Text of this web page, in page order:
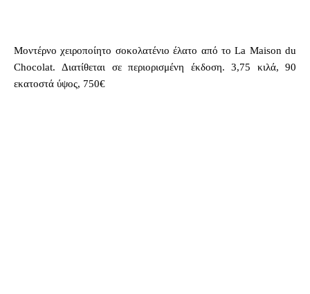
Μοντέρνο χειροποίητο σοκολατένιο έλατο από το La Maison du
Chocolat. Διατίθεται σε περιορισμένη έκδοση. 3,75 κιλά, 90
εκατοστά ύψος, 750€